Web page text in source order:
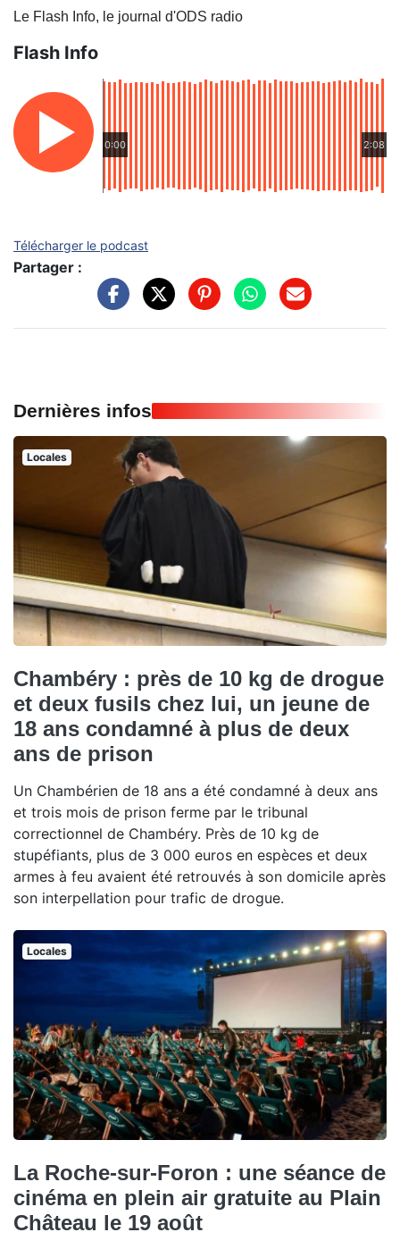
Le Flash Info, le journal d'ODS radio
Flash Info
0:00 2:08
Télécharger le podcast
Partager :
Dernières infos
Locales
Chambéry : près de 10 kg de drogue
et deux fusils chez lui, un jeune de
18 ans condamné à plus de deux
ans de prison
Un Chambérien de 18 ans a été condamné à deux ans
et trois mois de prison ferme par le tribunal
correctionnel de Chambéry. Près de 10 kg de
stupéfiants, plus de 3 000 euros en espèces et deux
armes à feu avaient été retrouvés à son domicile après
son interpellation pour trafic de drogue.
Locales
La Roche-sur-Foron : une séance de
cinéma en plein air gratuite au Plain
Château le 19 août